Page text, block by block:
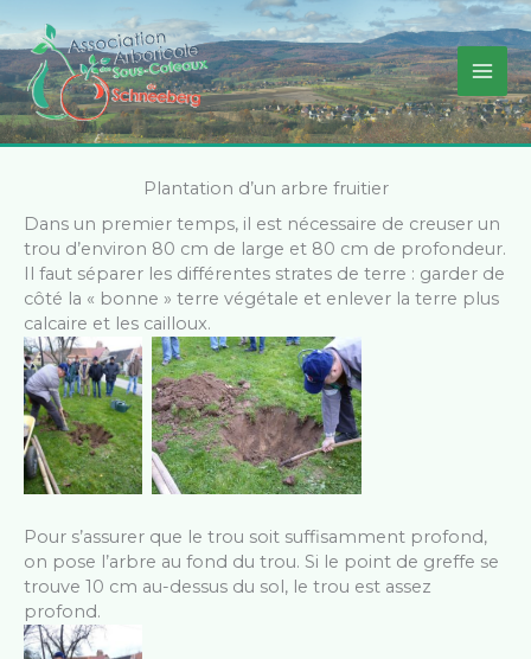
au
contenu
Plantation d’un arbre fruitier
Dans un premier temps, il est nécessaire de creuser un
trou d’environ 80 cm de large et 80 cm de profondeur.
Il faut séparer les différentes strates de terre : garder de
côté la « bonne » terre végétale et enlever la terre plus
calcaire et les cailloux.
Pour s’assurer que le trou soit suffisamment profond,
on pose l’arbre au fond du trou. Si le point de greffe se
trouve 10 cm au-dessus du sol, le trou est assez
profond.